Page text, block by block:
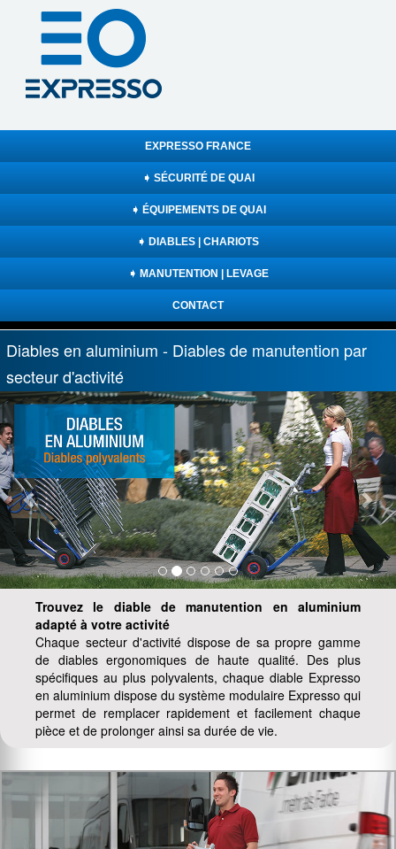
EXPRESSO FRANCE
➧ SÉCURITÉ DE QUAI
➧ ÉQUIPEMENTS DE QUAI
➧ DIABLES | CHARIOTS
➧ MANUTENTION | LEVAGE
CONTACT
Diables en aluminium - Diables de manutention par
secteur d'activité
Previous
Trouvez le diable de manutention en aluminium
adapté à votre activité
Chaque secteur d'activité dispose de sa propre gamme
de diables ergonomiques de haute qualité. Des plus
spécifiques au plus polyvalents, chaque diable Expresso
en aluminium dispose du système modulaire Expresso qui
permet de remplacer rapidement et facilement chaque
pièce et de prolonger ainsi sa durée de vie.